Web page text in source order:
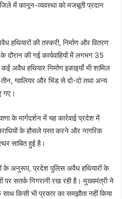
में कानून-व्यवस्था को मजबूती प्रदान
की तस्करी, निर्माण और वितरण
दौरान की गई कार्यवाहियों में लगभग 35
अवैध हथियार निर्माण इकाइयाँ भी शामिल
ग्वालियर और भिंड से दो-दो तथा अन्य
गए।
के मार्गदर्शन में यह कार्रवाई प्रदेश में
के हौसले पस्त करने और नागरिक
साबित हुई है।
के अनुरूप, प्रदेश पुलिस अवैध हथियारों के
पर सतर्क निगरानी रख रही है। मुख्यमंत्री ने
किसी भी प्रकार का समझौता नहीं किया